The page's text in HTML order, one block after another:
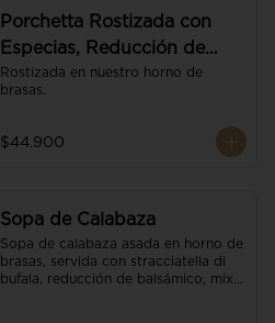
Porchetta Rostizada con
Especias, Reducción de
Panela y Vino
Rostizada en nuestro horno de
brasas.
$44.900
Sopa de Calabaza
Sopa de calabaza asada en horno de
brasas, servida con stracciatella di
bufala, reducción de balsámico, mix